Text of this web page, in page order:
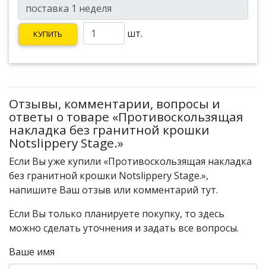
КУПИТЬ шт.
Отзывы, комментарии, вопросы и
ответы о товаре «Противоскользящая
накладка без гранитной крошки
Notslippery Stage.»
Если Вы уже купили «Противоскользящая накладка
без гранитной крошки Notslippery Stage.»,
напишите Ваш отзыв или комментарий тут.
Если Вы только планируете покупку, то здесь
можно сделать уточнения и задать все вопросы.
Ваше имя